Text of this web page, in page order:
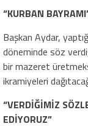
“KURBAN
Başkan Aydar,
döneminde söz
bir mazeret
ikramiyeleri
“VERDİĞİMİZ
EDİYORUZ”